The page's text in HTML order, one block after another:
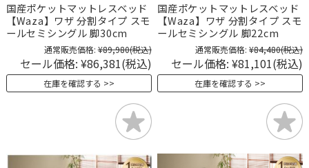
国産ポケットマットレスベッド
【Waza】ワザ 分割タイプ スモ
ールセミシングル 脚30cm
通常販売価格: ¥89,980(税込)
セール価格: ¥86,381(税込)
在庫を確認する
国産ポケットマットレスベッド
【Waza】ワザ 分割タイプ スモ
ールセミシングル 脚22cm
通常販売価格: ¥84,480(税込)
セール価格: ¥81,101(税込)
在庫を確認する